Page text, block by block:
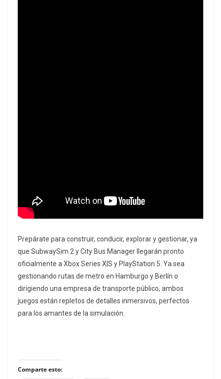
Prepárate para construir, conducir, explorar y gestionar, ya
que SubwaySim 2 y City Bus Manager llegarán pronto
oficialmente a Xbox Series X|S y PlayStation 5. Ya sea
gestionando rutas de metro en Hamburgo y Berlín o
dirigiendo una empresa de transporte público, ambos
juegos están repletos de detalles inmersivos, perfectos
para los amantes de la simulación.
Comparte esto: